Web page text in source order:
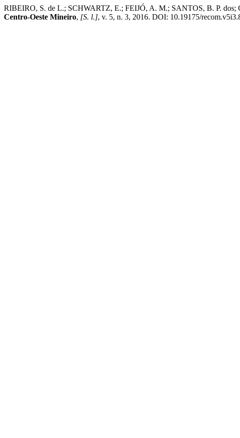
RIBEIRO, S. de L.; SCHWARTZ, E.; FEIJÓ, A. M.; SANTOS, B. P. dos;
Centro-Oeste Mineiro, [S. l.], v. 5, n. 3, 2016. DOI: 10.19175/